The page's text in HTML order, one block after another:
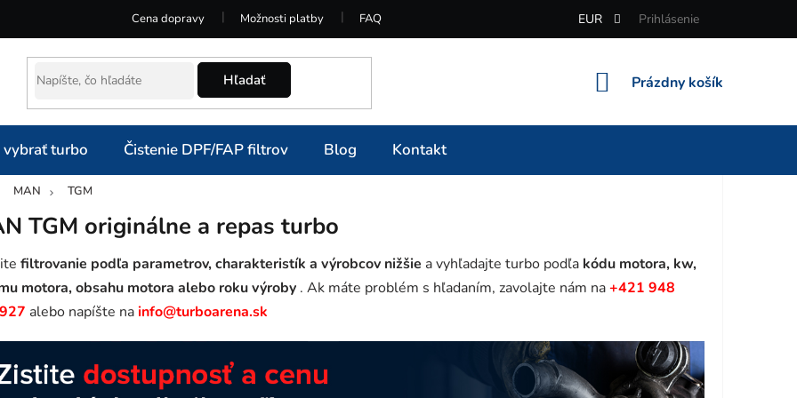
Cena dopravy Možnosti platby FAQ EUR Prihlásenie
Hľadať
NÁKUPNÝ
Prázdny košík
turbo Čistenie DPF/FAP filtrov Blog Kontakt
MAN TGM
TGM originálne a repas turbo
filtrovanie podľa parametrov, charakteristík a výrobcov nižšie a vyhľadajte turbo podľa kódu motora, kw,
motora, obsahu motora alebo roku výroby . Ak máte problém s hľadaním, zavolajte nám na+421 948
alebo napíšte nainfo@turboarena.sk